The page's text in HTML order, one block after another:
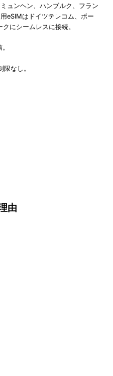
ュンヘン、ハンブルク、フラン
eSIMはドイツテレコム、ボー
にシームレスに接続。
限なし。
由